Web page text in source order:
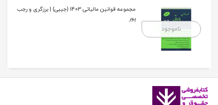
ناموجود
مجموعه قوانین مالیاتی 1403 (جیبی) | برزگری و رجب
پور